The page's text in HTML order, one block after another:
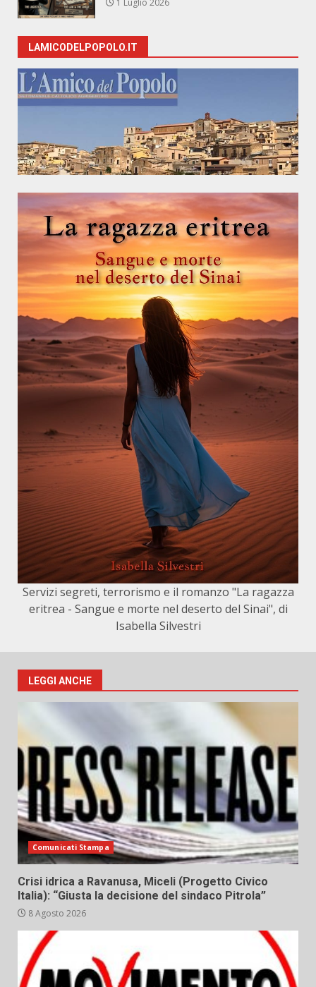
1 Luglio 2026
LAMICODELPOPOLO.IT
Servizi segreti, terrorismo e il romanzo "La ragazza
eritrea - Sangue e morte nel deserto del Sinai", di
Isabella Silvestri
LEGGI ANCHE
Comunicati Stampa
Crisi idrica a Ravanusa, Miceli (Progetto Civico
Italia): “Giusta la decisione del sindaco Pitrola”
8 Agosto 2026